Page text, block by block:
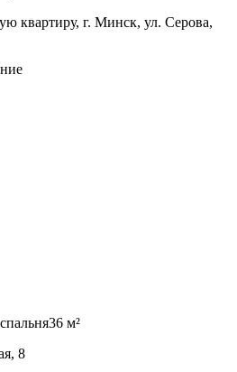
квартиру, г. Минск, ул. Серова,
36 м²
8